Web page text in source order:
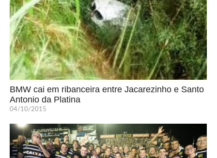
BMW cai em ribanceira entre Jacarezinho e Santo
Antonio da Platina
04/10/2015